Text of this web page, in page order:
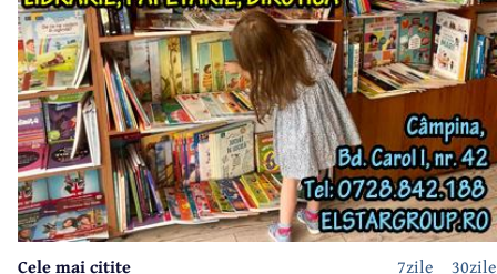
30zile
7zile
Cele mai citite